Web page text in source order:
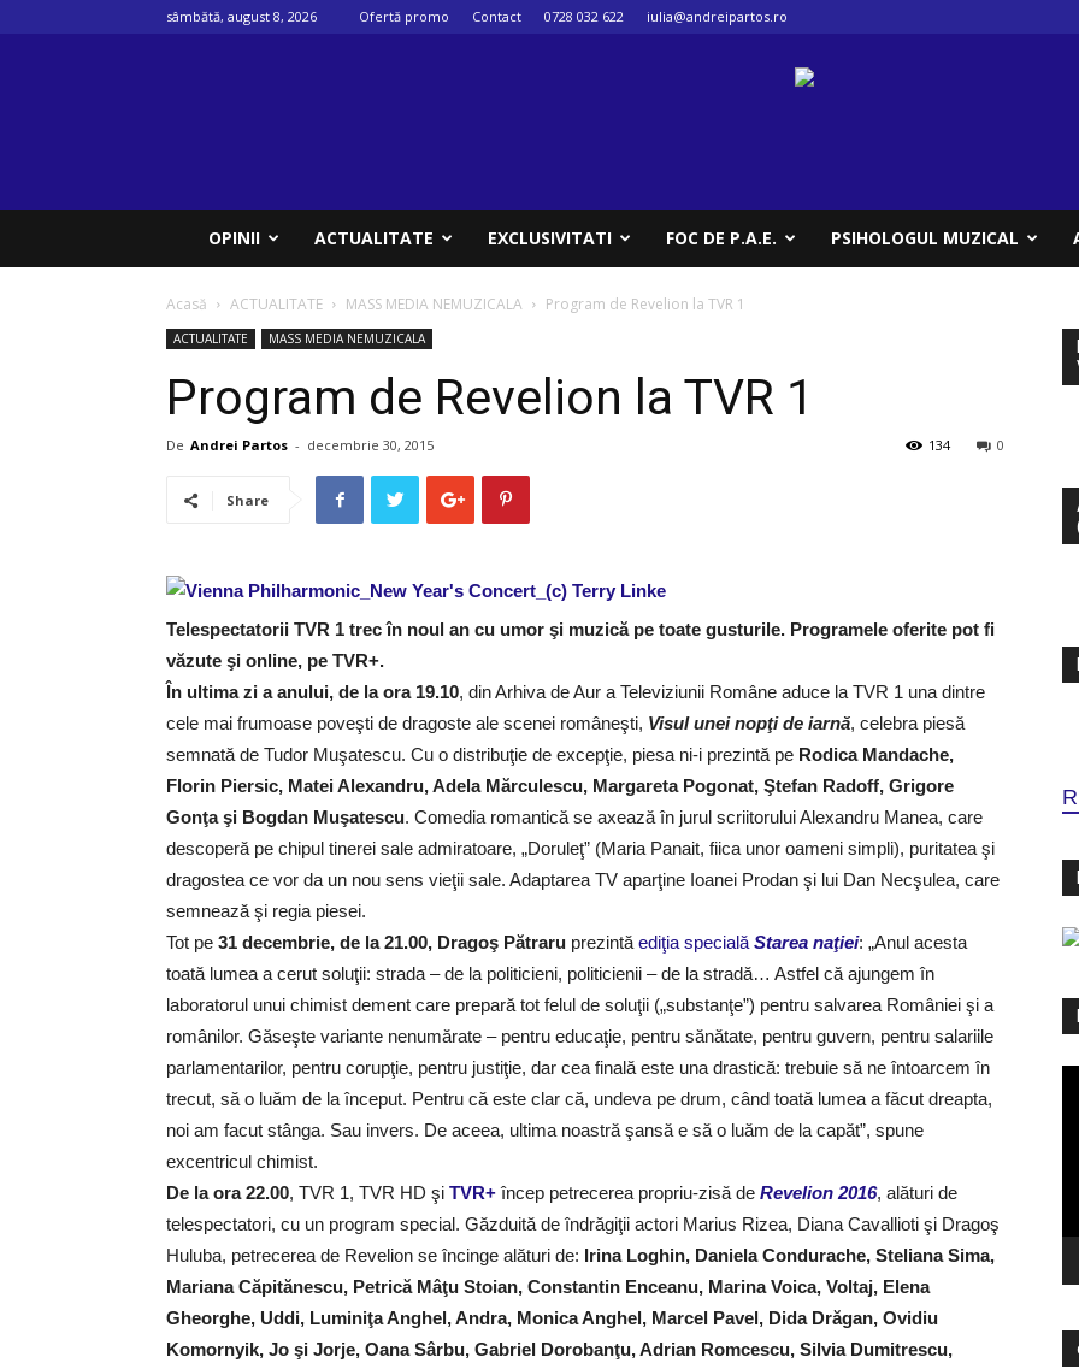
sâmbătă, august 8, 2026 Ofertă promo Contact 0728 032 622 iulia@andreipartos.ro
OPINII ACTUALITATE EXCLUSIVITATI FOC DE P.A.E. PSIHOLOGUL MUZICAL
Acasă ACTUALITATE MASS MEDIA NEMUZICALA Program de Revelion la TVR 1
ACTUALITATE MASS MEDIA NEMUZICALA
Program de Revelion la TVR 1
De Andrei Partos - decembrie 30, 2015 0
134
Share
Telespectatorii TVR 1 trec în noul an cu umor şi muzică pe toate gusturile. Programele oferite pot fi
văzute şi online, pe TVR+.
În ultima zi a anului, de la ora 19.10, din Arhiva de Aur a Televiziunii Române aduce la TVR 1 una dintre
cele mai frumoase poveşti de dragoste ale scenei româneşti, Visul unei nopţi de iarnă, celebra piesă
semnată de Tudor Muşatescu. Cu o distribuţie de excepţie, piesa ni-i prezintă pe Rodica Mandache,
Florin Piersic, Matei Alexandru, Adela Mărculescu, Margareta Pogonat, Ştefan Radoff, Grigore
Gonţa şi Bogdan Muşatescu. Comedia romantică se axează în jurul scriitorului Alexandru Manea, care
descoperă pe chipul tinerei sale admiratoare, „Doruleţ” (Maria Panait, fiica unor oameni simpli), puritatea şi
dragostea ce vor da un nou sens vieţii sale. Adaptarea TV aparţine Ioanei Prodan şi lui Dan Necşulea, care
semnează şi regia piesei.
Tot pe 31 decembrie, de la 21.00, Dragoş Pătraru prezintă ediţia specială Starea naţiei: „Anul acesta
toată lumea a cerut soluţii: strada – de la politicieni, politicienii – de la stradă… Astfel că ajungem în
laboratorul unui chimist dement care prepară tot felul de soluţii („substanţe”) pentru salvarea României şi a
românilor. Găseşte variante nenumărate – pentru educaţie, pentru sănătate, pentru guvern, pentru salariile
parlamentarilor, pentru corupţie, pentru justiţie, dar cea finală este una drastică: trebuie să ne întoarcem în
trecut, să o luăm de la început. Pentru că este clar că, undeva pe drum, când toată lumea a făcut dreapta,
noi am facut stânga. Sau invers. De aceea, ultima noastră şansă e să o luăm de la capăt”, spune
excentricul chimist.
De la ora 22.00, TVR 1, TVR HD şi TVR+ încep petrecerea propriu-zisă de Revelion 2016, alături de
telespectatori, cu un program special. Găzduită de îndrăgiţii actori Marius Rizea, Diana Cavallioti şi Dragoş
Huluba, petrecerea de Revelion se încinge alături de: Irina Loghin, Daniela Condurache, Steliana Sima,
Mariana Căpitănescu, Petrică Mâţu Stoian, Constantin Enceanu, Marina Voica, Voltaj, Elena
Gheorghe, Uddi, Luminiţa Anghel, Andra, Monica Anghel, Marcel Pavel, Dida Drăgan, Ovidiu
Komornyik, Jo şi Jorje, Oana Sârbu, Gabriel Dorobanţu, Adrian Romcescu, Silvia Dumitrescu,